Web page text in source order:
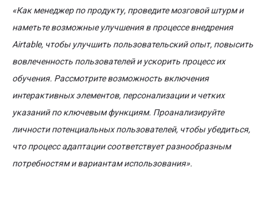
«Как менеджер по продукту, проведите мозговой штурм и
наметьте возможные улучшения в процессе внедрения
Airtable, чтобы улучшить пользовательский опыт, повысить
вовлеченность пользователей и ускорить процесс их
обучения. Рассмотрите возможность включения
интерактивных элементов, персонализации и четких
указаний по ключевым функциям. Проанализируйте
личности потенциальных пользователей, чтобы убедиться,
что процесс адаптации соответствует разнообразным
потребностям и вариантам использования».